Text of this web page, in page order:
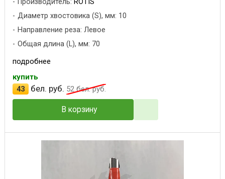
Производитель: ROTIS
Диаметр хвостовика (S), мм: 10
Направление реза: Левое
Общая длина (L), мм: 70
подробнее
купить
43
бел. руб. 52бел. руб.
В корзину